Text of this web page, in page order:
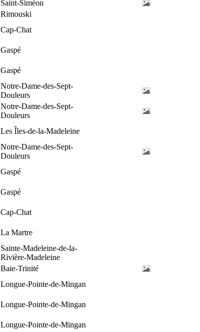
Saint-Siméon
Rimouski
Cap-Chat
Gaspé
Gaspé
Notre-Dame-des-Sept-
Douleurs
Notre-Dame-des-Sept-
Douleurs
Les Îles-de-la-Madeleine
Notre-Dame-des-Sept-
Douleurs
Gaspé
Gaspé
Cap-Chat
La Martre
Sainte-Madeleine-de-la-
Rivière-Madeleine
Baie-Trinité
Longue-Pointe-de-Mingan
Longue-Pointe-de-Mingan
Longue-Pointe-de-Mingan